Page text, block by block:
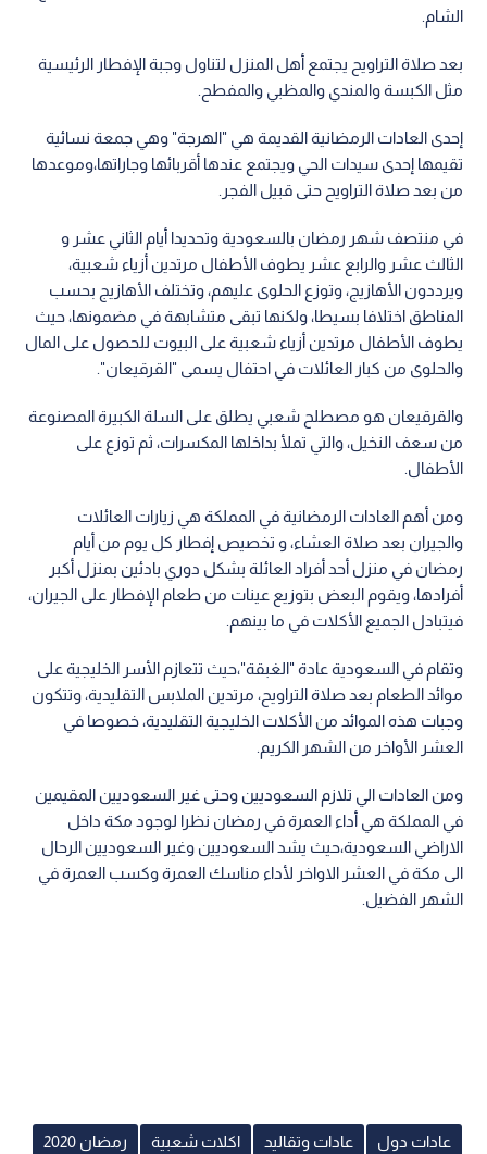
الشام.
بعد صلاة التراويح يجتمع أهل المنزل لتناول وجبة الإفطار الرئيسية
مثل الكبسة والمندي والمظبي والمفطح.
إحدى العادات الرمضانية القديمة هي "الهرجة" وهي جمعة نسائية
تقيمها إحدى سيدات الحي ويجتمع عندها أقربائها وجاراتها،وموعدها
من بعد صلاة التراويح حتى قبيل الفجر.
في منتصف شهر رمضان بالسعودية وتحديدا أيام الثاني عشر و
الثالث عشر والرابع عشر يطوف الأطفال مرتدين أزياء شعبية،
ويرددون الأهازيج، وتوزع الحلوى عليهم، وتختلف الأهازيج بحسب
المناطق اختلافا بسيطا، ولكنها تبقى متشابهة في مضمونها، حيث
يطوف الأطفال مرتدين أزياء شعبية على البيوت للحصول على المال
والحلوى من كبار العائلات في احتفال يسمى "القرقيعان".
والقرقيعان هو مصطلح شعبي يطلق على السلة الكبيرة المصنوعة
من سعف النخيل، والتي تملأ بداخلها المكسرات، ثم توزع على
الأطفال.
ومن أهم العادات الرمضانية في المملكة هي زيارات العائلات
والجيران بعد صلاة العشاء، و تخصيص إفطار كل يوم من أيام
رمضان في منزل أحد أفراد العائلة بشكل دوري بادئين بمنزل أكبر
أفرادها، ويقوم البعض بتوزيع عينات من طعام الإفطار على الجيران،
فيتبادل الجميع الأكلات في ما بينهم.
وتقام في السعودية عادة "الغبقة"،حيث تتعازم الأسر الخليجية على
موائد الطعام بعد صلاة التراويح، مرتدين الملابس التقليدية، وتتكون
وجبات هذه الموائد من الأكلات الخليجية التقليدية، خصوصا في
العشر الأواخر من الشهر الكريم.
ومن العادات الي تلازم السعوديين وحتى غير السعوديين المقيمين
في المملكة هي أداء العمرة في رمضان نظرا لوجود مكة داخل
الاراضي السعودية،حيث يشد السعوديين وغير السعوديين الرحال
الى مكة في العشر الاواخر لأداء مناسك العمرة وكسب العمرة في
الشهر الفضيل.
عادات دول عادات وتقاليد اكلات شعبية رمضان 2020